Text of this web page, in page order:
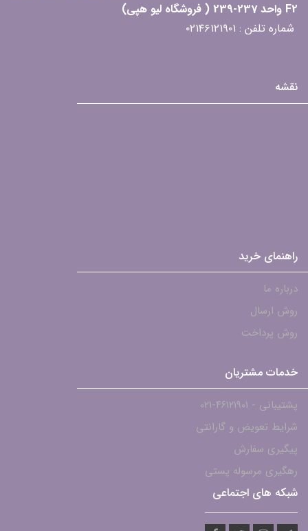
F2 واحد 237-239 ( فروشگاه لیو هپی)
شماره تلفن : ۰۲۱۴۶۱۲۱۹۰۱
نقشه
راهنمای خرید
درباره ما
روش ارسال
روش پرداخت
خدمات مشتریان
پشتیبانی - ۴۶۱۲۱۹۰۱-021
شرایط تعویض و گارانتی
پیگیری سفارش
رهگیری مرسوله پستی
شبکه های اجتماعی